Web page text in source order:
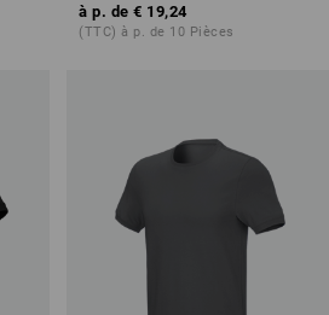
à p. de € 19,24
(TTC) à p. de 10 Pièces